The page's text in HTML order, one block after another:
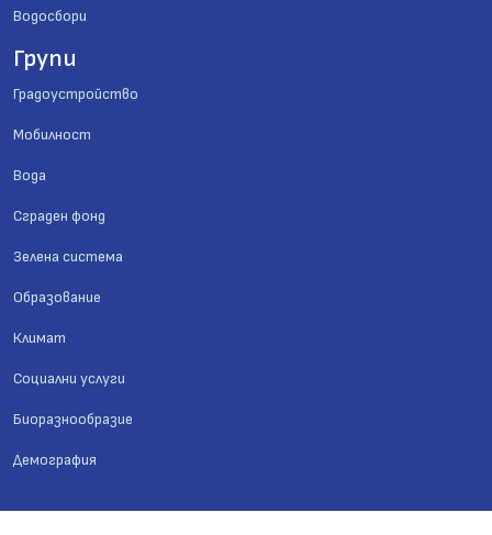
Водосбори
Групи
Градоустройство
Мобилност
Вода
Сграден фонд
Зелена система
Образование
Климат
Социални услуги
Биоразнообразие
Демография